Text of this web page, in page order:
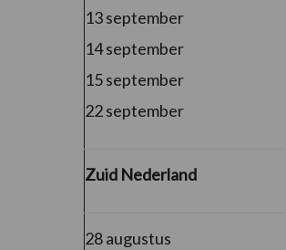
13 september
14 september
15 september
22 september
Zuid Nederland
28 augustus